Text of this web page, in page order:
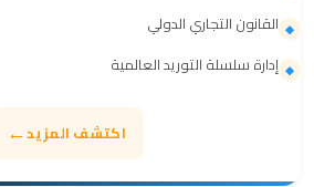
◆ القانون التجاري الدولي
◆ إدارة سلسلة التوريد العالمية
اكتشف المزيد←